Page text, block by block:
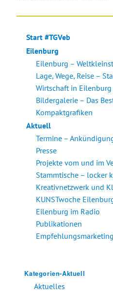
Start #TGVeb
Eilenburg
Eilenburg –
Lage, Wege, Reise –
Wirtschaft in
Bildergalerie – Das
Kompaktgrafiken
Aktuell
Termine –
Presse
Projekte vom und im
Stammtische – locker
Kreativnetzwerk und
KUNSTwoche
Eilenburg im Radio
Publikationen
Kategorien-Aktuell
Aktuelles